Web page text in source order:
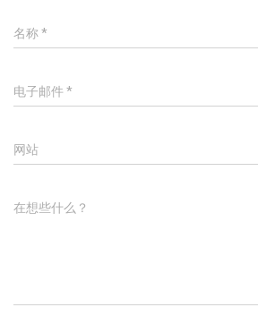
名称*
电子邮件 *
网站
在想些什么？